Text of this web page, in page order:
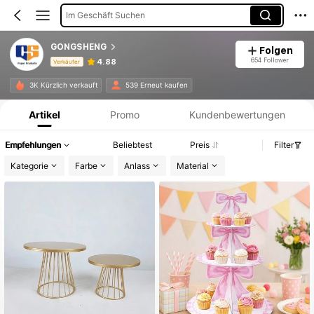
Im Geschäft Suchen
GONGSHENG
Verkäufer 4.88
Folgen
654 Follower
3K Kürzlich verkauft 539 Erneut kaufen
Produktinformation: Preisangabe, Verkaufs- und Lagerbestandsdetails.
Artikel Promo Kundenbewertungen
Empfehlungen Beliebtest Preis
Filter
Kategorie
Farbe Anlass Material